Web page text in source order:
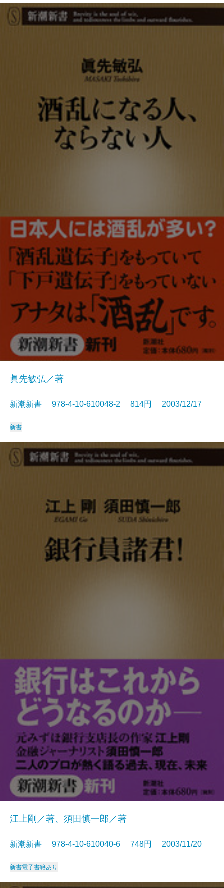
眞先敏弘／著
新潮新書 978-4-10-610048-2 814円 2003/12/17
新書
江上剛／著、須田慎一郎／著
新潮新書 978-4-10-610040-6 748円 2003/11/20
新書電子書籍あり